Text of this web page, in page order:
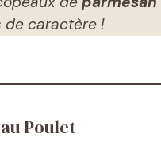
de caractère !
Poulet